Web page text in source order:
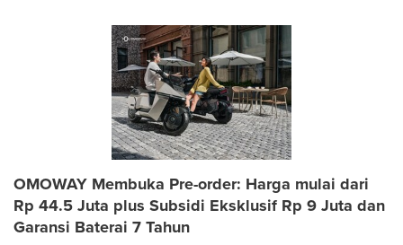
OMOWAY Membuka Pre-order: Harga mulai dari
Rp 44.5 Juta plus Subsidi Eksklusif Rp 9 Juta dan
Garansi Baterai 7 Tahun